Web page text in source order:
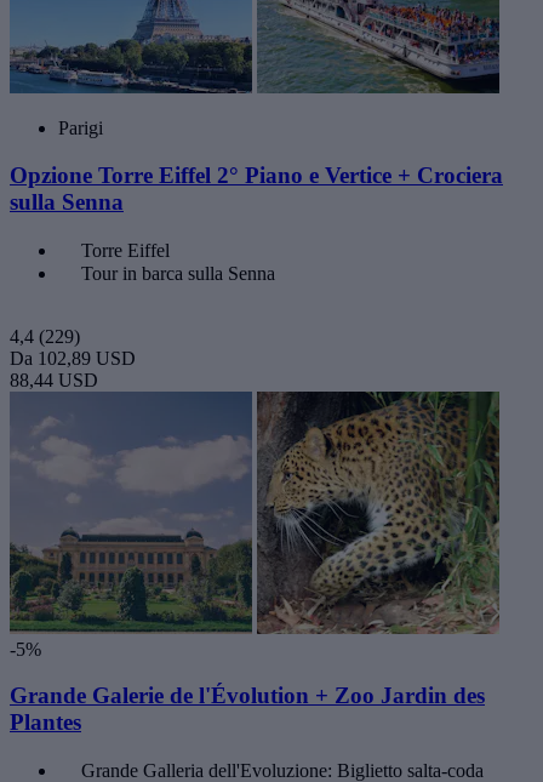
Parigi
Opzione Torre Eiffel 2° Piano e Vertice + Crociera
sulla Senna
Torre Eiffel
Tour in barca sulla Senna
4,4 (229)
Da 102,89 USD
88,44 USD
-5%
Grande Galerie de l'Évolution + Zoo Jardin des
Plantes
Grande Galleria dell'Evoluzione: Biglietto salta-coda